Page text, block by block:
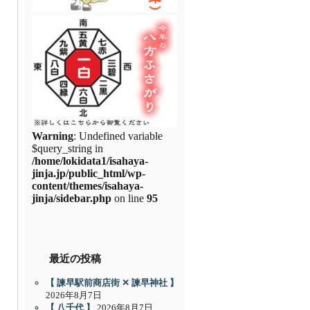
Warning: Undefined variable
$query_string in
/home/lokidata1/isahaya-
jinja.jp/public_html/wp-
content/themes/isahaya-
jinja/sidebar.php on line 95
最近の投稿
【 諫早駅前商店街 ✕ 諫早神社 】
2026年8月7日
【 八千代 】
2026年8月7日